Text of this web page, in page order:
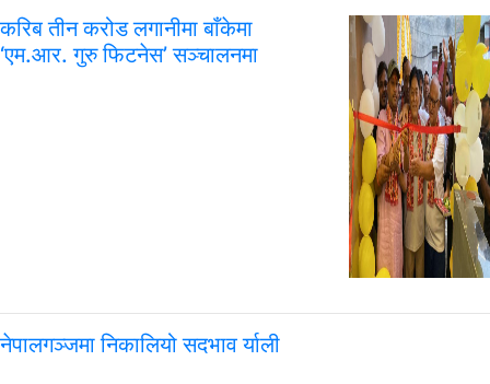
करिब तीन करोड लगानीमा बाँकेमा
‘एम.आर. गुरु फिटनेस’ सञ्चालनमा
नेपालगञ्जमा निकालियो सदभाव र्याली